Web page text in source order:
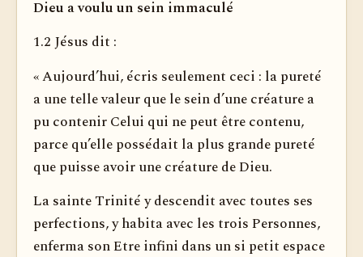
Dieu a voulu un sein immaculé
1.2 Jésus dit :
« Aujourd’hui, écris seulement ceci : la pureté
a une telle valeur que le sein d’une créature a
pu contenir Celui qui ne peut être contenu,
parce qu’elle possédait la plus grande pureté
que puisse avoir une créature de Dieu.
La sainte Trinité y descendit avec toutes ses
perfections, y habita avec les trois Personnes,
enferma son Etre infini dans un si petit espace